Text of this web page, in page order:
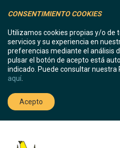
CONSENTIMIENTO COOKIES
Utilizamos cookies propias y/o de
servicios y su experiencia en
preferencias mediante el análisis
pulsar el botón de acepto está
indicado. Puede consultar nuestra
aquí
Acepto